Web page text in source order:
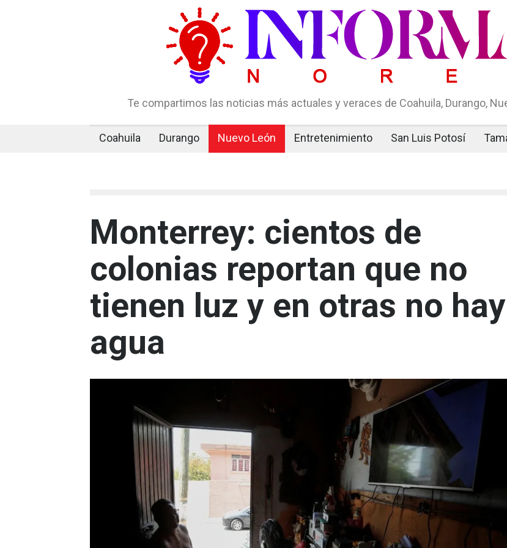
Te compartimos las noticias más actuales y veraces de Coahuila, Durango,
Coahuila Durango Nuevo León Entretenimiento San Luis Potosí
Monterrey: cientos de
colonias reportan que no
tienen luz y en otras no hay
agua